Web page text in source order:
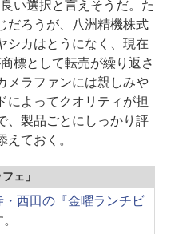
い選択と言えそうだ。た
だろうが、八洲精機株式
シカはとうになく、現在
標として転売が繰り返さ
メラファンには親しみや
によってクオリティが担
、製品ごとにしっかり評
ておく。
ェ」
・西田の『金曜ランチビ